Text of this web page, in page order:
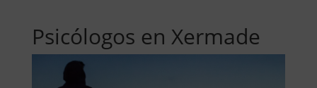
Psicólogos en Xermade